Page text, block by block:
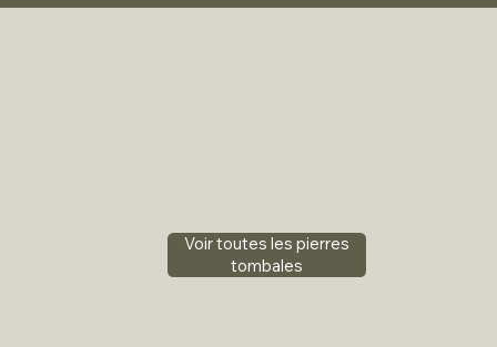
Voir toutes les pierres
tombales